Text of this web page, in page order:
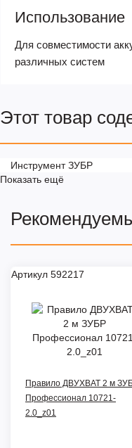
Использование
Для совместимости
различных систем
Этот товар
Инструмент ЗУБР
Показать ещё
Артикул 592217
Правило ДВУХВАТ 2 м
Профессионал 10721-
2.0_z01